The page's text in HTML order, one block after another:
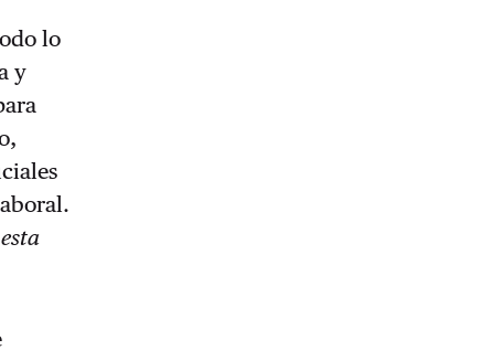
lo
y